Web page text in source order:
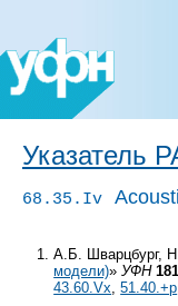
Указатель
68.35.Iv
А.Б. Шварцбург,
модели)»УФН 181
43.60.Vx,51.40.+p